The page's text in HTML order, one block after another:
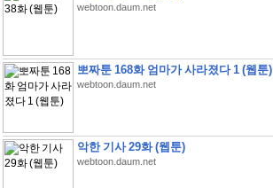
webtoon.daum.net
뽀짜툰 168화 엄마가 사라졌다 1 (웹툰)
webtoon.daum.net
악한 기사 29화 (웹툰)
webtoon.daum.net